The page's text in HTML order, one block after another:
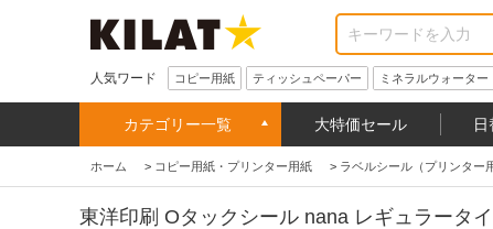
人気ワード コピー用紙 ティッシュペーパー ミネラルウォーター
カテゴリー一覧 大特価セール
ホーム > コピー用紙・プリンター用紙 > ラベルシール（プリンター
東洋印刷 Oタックシール nana レギュラータ